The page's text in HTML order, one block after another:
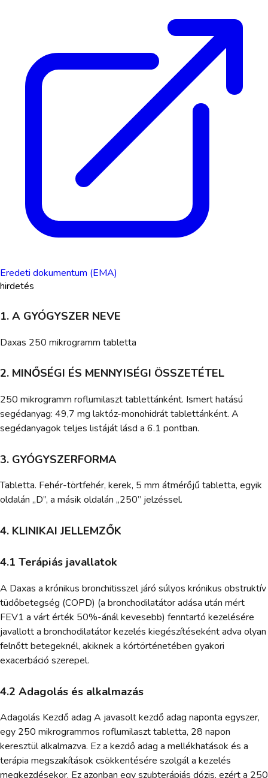
Eredeti dokumentum (EMA)
hirdetés
1. A GYÓGYSZER NEVE
Daxas 250 mikrogramm tabletta
2. MINŐSÉGI ÉS MENNYISÉGI ÖSSZETÉTEL
250 mikrogramm roflumilaszt tablettánként. Ismert hatású
segédanyag: 49,7 mg laktóz-monohidrát tablettánként. A
segédanyagok teljes listáját lásd a 6.1 pontban.
3. GYÓGYSZERFORMA
Tabletta. Fehér-törtfehér, kerek, 5 mm átmérőjű tabletta, egyik
oldalán „D”, a másik oldalán „250” jelzéssel.
4. KLINIKAI JELLEMZŐK
4.1 Terápiás javallatok
A Daxas a krónikus bronchitisszel járó súlyos krónikus obstruktív
tüdőbetegség (COPD) (a bronchodilatátor adása után mért
FEV1 a várt érték 50%-ánál kevesebb) fenntartó kezelésére
javallott a bronchodilatátor kezelés kiegészítéseként adva olyan
felnőtt betegeknél, akiknek a kórtörténetében gyakori
exacerbáció szerepel.
4.2 Adagolás és alkalmazás
Adagolás Kezdő adag A javasolt kezdő adag naponta egyszer,
egy 250 mikrogrammos roflumilaszt tabletta, 28 napon
keresztül alkalmazva. Ez a kezdő adag a mellékhatások és a
terápia megszakítások csökkentésére szolgál a kezelés
megkezdésekor. Ez azonban egy szubterápiás dózis, ezért a 250